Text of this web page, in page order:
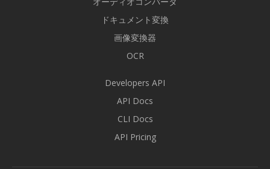
ドキュメント変換
画像変換器
OCR
Developers API
API Docs
CLI Docs
API Pricing